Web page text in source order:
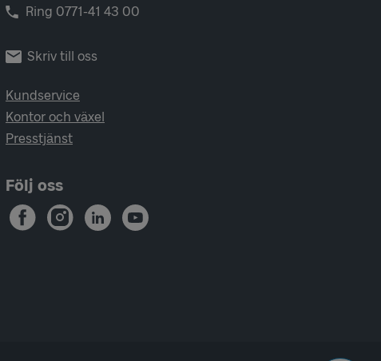
Ring 0771-41 43 00
Skriv till oss
Kundservice
Kontor och växel
Presstjänst
Följ oss